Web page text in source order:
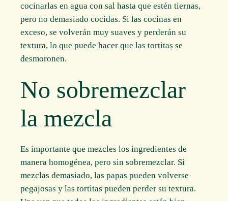
cocinarlas en agua con sal hasta que estén tiernas,
pero no demasiado cocidas. Si las cocinas en
exceso, se volverán muy suaves y perderán su
textura, lo que puede hacer que las tortitas se
desmoronen.
No sobremezclar
la mezcla
Es importante que mezcles los ingredientes de
manera homogénea, pero sin sobremezclar. Si
mezclas demasiado, las papas pueden volverse
pegajosas y las tortitas pueden perder su textura.